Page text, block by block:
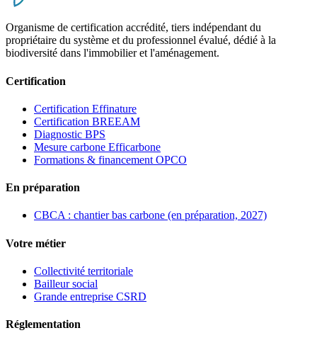
Organisme de certification accrédité, tiers indépendant du
propriétaire du système et du professionnel évalué, dédié à la
biodiversité dans l'immobilier et l'aménagement.
Certification
Certification Effinature
Certification BREEAM
Diagnostic BPS
Mesure carbone Efficarbone
Formations & financement OPCO
En préparation
CBCA : chantier bas carbone (en préparation, 2027)
Votre métier
Collectivité territoriale
Bailleur social
Grande entreprise CSRD
Réglementation